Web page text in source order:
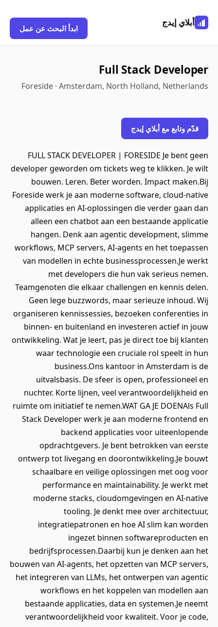
أبلاي إيدج
ابدأ البحث عن عمل
Full Stack Developer
Foreside · Amsterdam, North Holland, Netherlands
قدّم وتابع مع أبلاي إيدج
FULL STACK DEVELOPER | FORESIDE Je bent geen
developer geworden om tickets weg te klikken. Je wilt
bouwen. Leren. Beter worden. Impact maken.Bij
Foreside werk je aan moderne software, cloud-native
applicaties en AI-oplossingen die verder gaan dan
alleen een chatbot aan een bestaande applicatie
hangen. Denk aan agentic development, slimme
workflows, MCP servers, AI-agents en het toepassen
van modellen in echte businessprocessen.Je werkt
met developers die hun vak serieus nemen.
Teamgenoten die elkaar challengen en kennis delen.
Geen lege buzzwords, maar serieuze inhoud. Wij
organiseren kennissessies, bezoeken conferenties in
binnen- en buitenland en investeren actief in jouw
ontwikkeling. Wat je leert, pas je direct toe bij klanten
waar technologie een cruciale rol speelt in hun
business.Ons kantoor in Amsterdam is de
uitvalsbasis. De sfeer is open, professioneel en
nuchter. Korte lijnen, veel verantwoordelijkheid en
ruimte om initiatief te nemen.WAT GA JE DOENAls Full
Stack Developer werk je aan moderne frontend en
backend applicaties voor uiteenlopende
opdrachtgevers. Je bent betrokken van eerste
ontwerp tot livegang en doorontwikkeling.Je bouwt
schaalbare en veilige oplossingen met oog voor
performance en maintainability. Je werkt met
moderne stacks, cloudomgevingen en AI-native
tooling. Je denkt mee over architectuur,
integratiepatronen en hoe AI slim kan worden
ingezet binnen softwareproducten en
bedrijfsprocessen.Daarbij kun je denken aan het
bouwen van AI-agents, het opzetten van MCP servers,
het integreren van LLMs, het ontwerpen van agentic
workflows en het koppelen van modellen aan
bestaande applicaties, data en systemen.Je neemt
verantwoordelijkheid voor kwaliteit. Voor je code,